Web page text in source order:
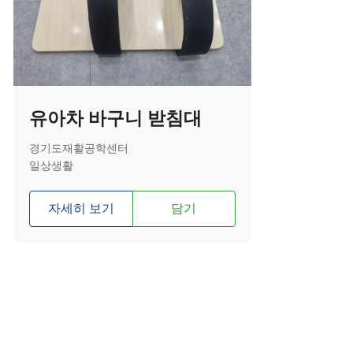
유아차 바구니 받침대
경기도재활공학센터
일상생활
자세히 보기 담기